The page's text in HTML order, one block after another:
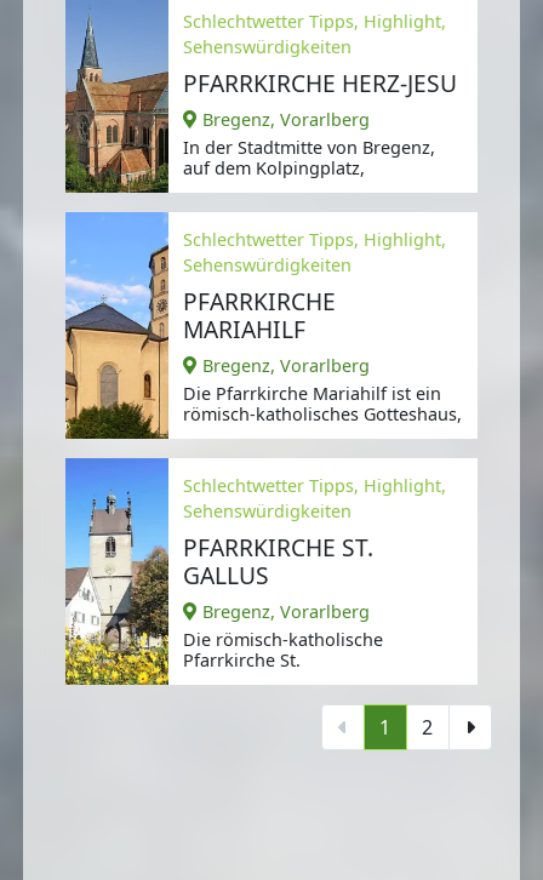
Schlechtwetter Tipps, Highlight,
Sehenswürdigkeiten
PFARRKIRCHE HERZ-JESU
Bregenz, Vorarlberg
In der Stadtmitte von Bregenz,
auf dem Kolpingplatz,
Schlechtwetter Tipps, Highlight,
Sehenswürdigkeiten
PFARRKIRCHE
MARIAHILF
Bregenz, Vorarlberg
Die Pfarrkirche Mariahilf ist ein
römisch-katholisches Gotteshaus,
Schlechtwetter Tipps, Highlight,
Sehenswürdigkeiten
PFARRKIRCHE ST.
GALLUS
Bregenz, Vorarlberg
Die römisch-katholische
Pfarrkirche St.
1 2